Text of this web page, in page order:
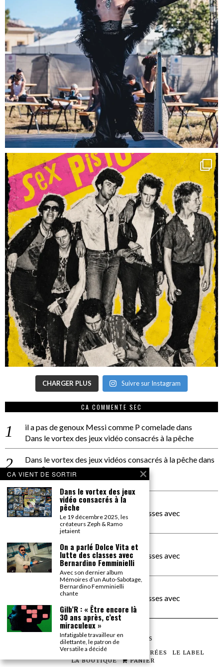
CHARGER PLUS Suivre sur Instagram
CA COMMENTE SEC
il a pas de genoux Messi comme P comeladedans
Dans le vortex des jeux vidéo consacrés à la pêche
Dans le vortex des jeux vidéos consacrés à la pêchedans
PACÔME THIELLEMENT
La séance d’Hip Gnose
La Patrie
dans
On a parlé Dolce Vita et lutte des classes avec
Bernardino Femminielli
carte noire negra à l'o tiededans
On a parlé Dolce Vita et lutte des classes avec
Bernardino Femminielli
moise et son mascarédans
On a parlé Dolce Vita et lutte des classes avec
Bernardino Femminielli
©2026TOUS DROITS RÉSERVÉS
LES ARTICLES LE MAGAZINE LES SOIRÉES
LE LABEL
LA BOUTIQUE
PANIER
CA VIENT DE SORTIR
Dans le vortex des jeux
vidéo consacrés à la
pêche
Le 19 décembre 2025, les
créateurs Zeph & Ramo
jetaient
On a parlé Dolce Vita et
lutte des classes avec
Bernardino Femminielli
Avec son dernier album
Mémoires d’un Auto-Sabotage,
Bernardino Femminielli
chante
Gilb’R : « Être encore là
30 ans après, c’est
miraculeux »
Infatigable travailleur en
dilettante, le patron de
Versatile a décidé